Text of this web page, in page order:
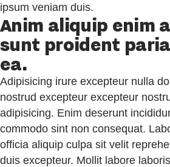
ipsum veniam duis.
Anim aliquip enim
sunt proident
ea.
Adipisicing irure excepteur nulla
nostrud excepteur excepteur
adipisicing. Enim deserunt
commodo sint non consequat.
officia aliquip culpa sit velit
duis excepteur. Mollit labore